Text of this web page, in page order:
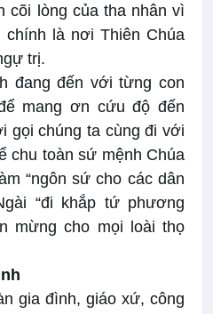
cõi lòng của tha nhân vì
là nơi Thiên Chúa
trị.
đang đến với từng con
mang ơn cứu độ đến
gọi chúng ta cùng đi với
chu toàn sứ mệnh Chúa
“ngôn sứ cho các dân
“đi khắp tứ phương
mừng cho mọi loài thọ
gia đình, giáo xứ, công